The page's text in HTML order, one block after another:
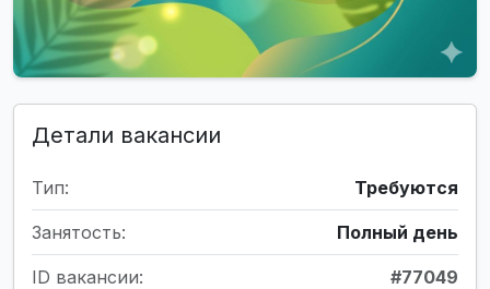
Детали вакансии
Тип: Требуются
Занятость: Полный день
ID вакансии: #77049